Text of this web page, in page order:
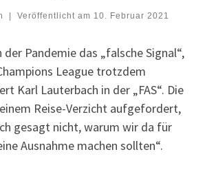
Veröffentlicht am 10. Februar 2021
Pandemie das „falsche Signal“,
League trotzdem
Karl Lauterbach in der „FAS“. Die
Reise-Verzicht aufgefordert,
gesagt nicht, warum wir da für
Ausnahme machen sollten“.